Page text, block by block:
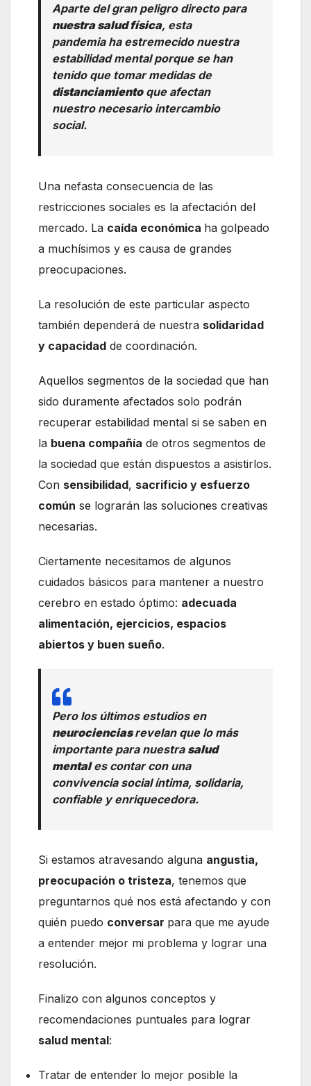
Aparte del gran peligro directo para
nuestra salud física, esta
pandemia ha estremecido nuestra
estabilidad mental porque se han
tenido que tomar medidas de
distanciamientoque afectan
nuestro necesario intercambio
social.
Una nefasta consecuencia de las
restricciones sociales es la afectación del
mercado. La caída económica ha golpeado
a muchísimos y es causa de grandes
preocupaciones.
La resolución de este particular aspecto
también dependerá de nuestra solidaridad
y capacidad de coordinación.
Aquellos segmentos de la sociedad que han
sido duramente afectados solo podrán
recuperar estabilidad mental si se saben en
la buena compañía de otros segmentos de
la sociedad que están dispuestos a asistirlos.
Con sensibilidad, sacrificio y esfuerzo
común se lograrán las soluciones creativas
necesarias.
Ciertamente necesitamos de algunos
cuidados básicos para mantener a nuestro
cerebro en estado óptimo: adecuada
alimentación, ejercicios, espacios
abiertos y buen sueño.
Pero los últimos estudios en
neurocienciasrevelan que lo más
importante para nuestra salud
mentales contar con una
convivencia social íntima, solidaria,
confiable y enriquecedora.
Si estamos atravesando alguna angustia,
preocupación o tristeza, tenemos que
preguntarnos qué nos está afectando y con
quién puedo conversar para que me ayude
a entender mejor mi problema y lograr una
resolución.
Finalizo con algunos conceptos y
recomendaciones puntuales para lograr
salud mental:
Tratar de entender lo mejor posible la